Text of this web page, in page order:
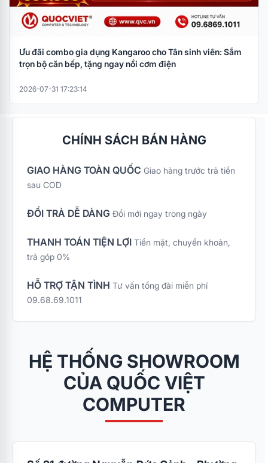
Ưu đãi combo gia dụng Kangaroo cho Tân sinh viên: Sắm
trọn bộ căn bếp, tặng ngay nồi cơm điện
2026-07-31 17:23:14
CHÍNH SÁCH BÁN HÀNG
GIAO HÀNG TOÀN QUỐC Giao hàng trước trả tiền
sau COD
ĐỔI TRẢ DỄ DÀNG Đổi mới ngay trong ngày
THANH TOÁN TIỆN LỢI Tiền mặt, chuyển khoản,
trả góp 0%
HỖ TRỢ TẬN TÌNH Tư vấn tổng đài miễn phí
09.68.69.1011
HỆ THỐNG SHOWROOM
CỦA QUỐC VIỆT
COMPUTER